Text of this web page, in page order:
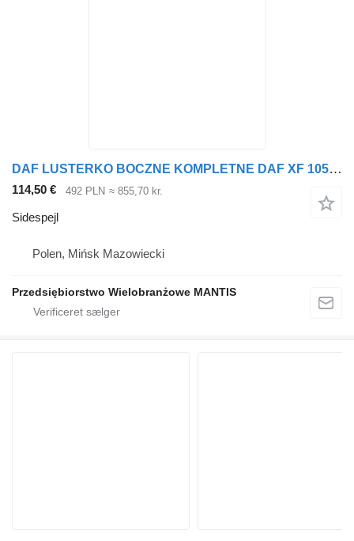
DAF LUSTERKO BOCZNE KOMPLETNE DAF XF 105 EURO 5 ORYGINAŁ LEWE sidespejl til trækker
114,50 € 492 PLN ≈ 855,70 kr.
Sidespejl
Polen, Mińsk Mazowiecki
Przedsiębiorstwo Wielobranżowe MANTIS